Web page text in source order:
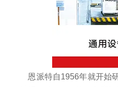
恩派特自1956年就开始